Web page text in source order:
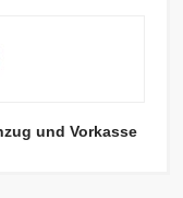
und Vorkasse